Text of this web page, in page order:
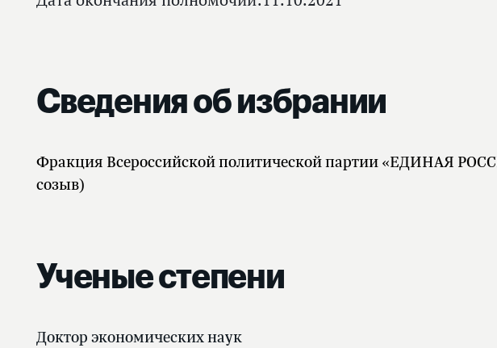
Сведения об избрании
Фракция Всероссийской политической партии «ЕДИНАЯ
созыв)
Ученые степени
Доктор экономических наук